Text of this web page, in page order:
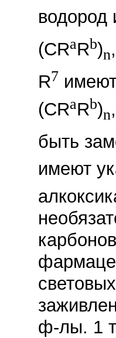
водород
(СRaRb)n
R7
(СRaRb)n
быть
имеют
ф-лы. 1